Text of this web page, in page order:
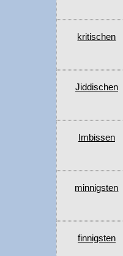
kritischen
Jiddischen
Imbissen
minnigsten
finnigsten